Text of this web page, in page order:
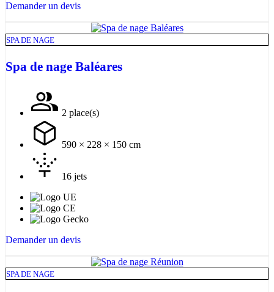
Demander un devis
SPA DE NAGE
Spa de nage Baléares
2 place(s)
590 × 228 × 150 cm
16 jets
Demander un devis
SPA DE NAGE